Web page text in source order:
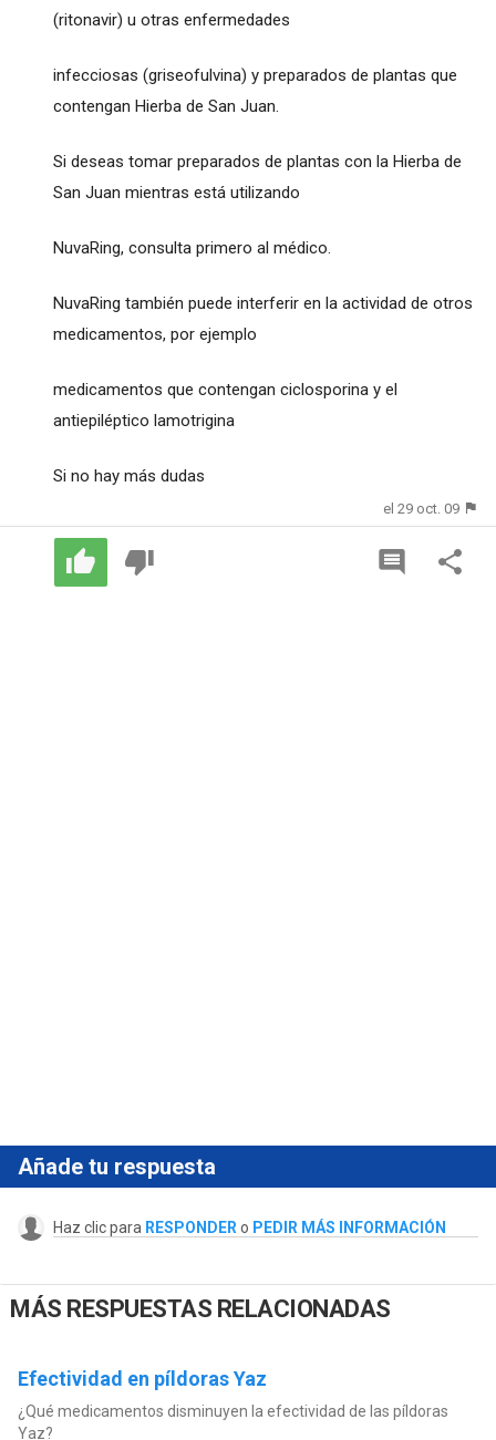
(ritonavir) u otras enfermedades
infecciosas (griseofulvina) y preparados de plantas que
contengan Hierba de San Juan.
Si deseas tomar preparados de plantas con la Hierba de
San Juan mientras está utilizando
NuvaRing, consulta primero al médico.
NuvaRing también puede interferir en la actividad de otros
medicamentos, por ejemplo
medicamentos que contengan ciclosporina y el
antiepiléptico lamotrigina
Si no hay más dudas
el 29 oct. 09
Añade tu respuesta
Haz clic para RESPONDER o PEDIR MÁS INFORMACIÓN
MÁS RESPUESTAS RELACIONADAS
Efectividad en píldoras Yaz
¿Qué medicamentos disminuyen la efectividad de las píldoras
Yaz?